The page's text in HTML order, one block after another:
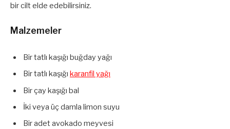
bir cilt elde edebilirsiniz.
Malzemeler
Bir tatlı kaşığı buğday yağı
Bir tatlı kaşığı karanfil yağı
Bir çay kaşığı bal
İki veya üç damla limon suyu
Bir adet avokado meyvesi